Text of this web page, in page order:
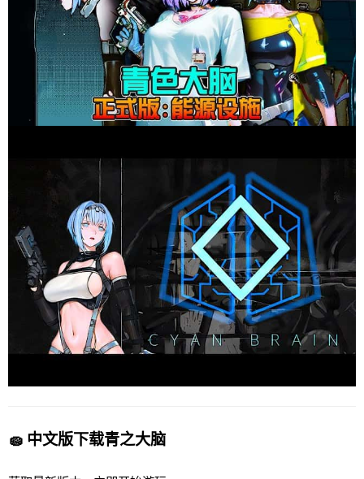
🧽 中文版下载青之大脑